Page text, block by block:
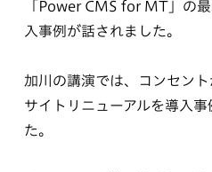
「Power CMS for MT」の
入事例が話されました。
加川の講演では、コンセン
サイトリニューアルを導入事
た。